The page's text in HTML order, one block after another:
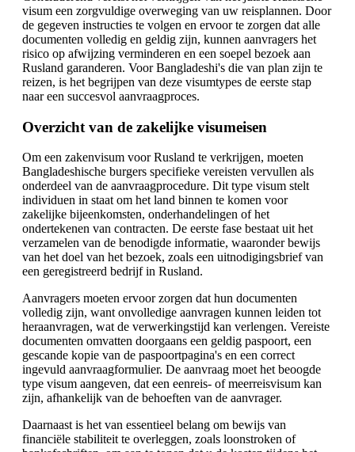
visum een zorgvuldige overweging van uw reisplannen. Door
de gegeven instructies te volgen en ervoor te zorgen dat alle
documenten volledig en geldig zijn, kunnen aanvragers het
risico op afwijzing verminderen en een soepel bezoek aan
Rusland garanderen. Voor Bangladeshi's die van plan zijn te
reizen, is het begrijpen van deze visumtypes de eerste stap
naar een succesvol aanvraagproces.
Overzicht van de zakelijke visumeisen
Om een zakenvisum voor Rusland te verkrijgen, moeten
Bangladeshische burgers specifieke vereisten vervullen als
onderdeel van de aanvraagprocedure. Dit type visum stelt
individuen in staat om het land binnen te komen voor
zakelijke bijeenkomsten, onderhandelingen of het
ondertekenen van contracten. De eerste fase bestaat uit het
verzamelen van de benodigde informatie, waaronder bewijs
van het doel van het bezoek, zoals een uitnodigingsbrief van
een geregistreerd bedrijf in Rusland.
Aanvragers moeten ervoor zorgen dat hun documenten
volledig zijn, want onvolledige aanvragen kunnen leiden tot
heraanvragen, wat de verwerkingstijd kan verlengen. Vereiste
documenten omvatten doorgaans een geldig paspoort, een
gescande kopie van de paspoortpagina's en een correct
ingevuld aanvraagformulier. De aanvraag moet het beoogde
type visum aangeven, dat een eenreis- of meerreisvisum kan
zijn, afhankelijk van de behoeften van de aanvrager.
Daarnaast is het van essentieel belang om bewijs van
financiële stabiliteit te overleggen, zoals loonstroken of